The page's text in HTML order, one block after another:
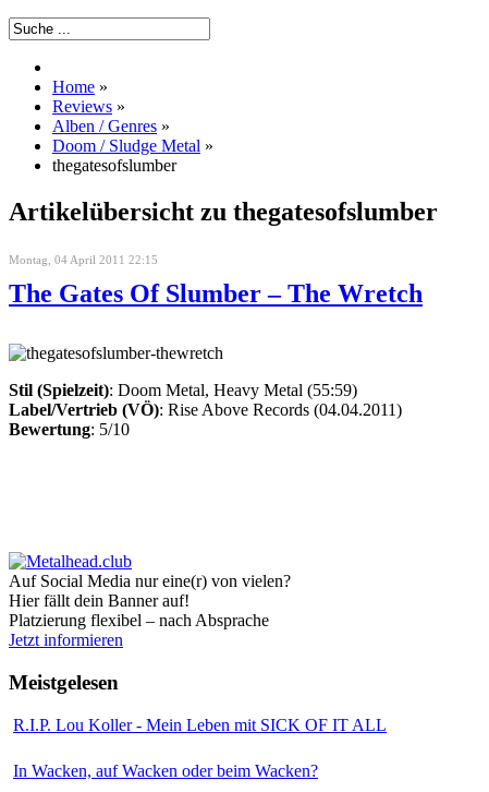
Home »
Reviews »
Alben / Genres »
Doom / Sludge Metal »
thegatesofslumber
Artikelübersicht zu thegatesofslumber
Montag, 04 April 2011 22:15
The Gates Of Slumber – The Wretch
Stil (Spielzeit): Doom Metal, Heavy Metal (55:59)
Label/Vertrieb (VÖ): Rise Above Records (04.04.2011)
Bewertung: 5/10
Auf Social Media nur eine(r) von vielen?
Hier fällt dein Banner auf!
Platzierung flexibel – nach Absprache
Jetzt informieren
Meistgelesen
R.I.P. Lou Koller - Mein Leben mit SICK OF IT ALL
In Wacken, auf Wacken oder beim Wacken?